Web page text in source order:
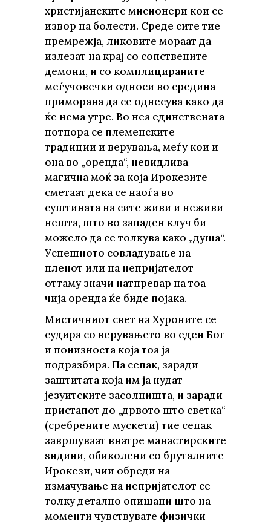
христијанските мисионери кои се
извор на болести. Среде сите тие
премрежја, ликовите мораат да
излезат на крај со сопствените
демони, и со комплицираните
меѓучовечки односи во средина
приморана да се однесува како да
ќе нема утре. Во неа единствената
потпора се племенските
традиции и верувања, меѓу кои и
она во „оренда“, невидлива
магична моќ за која Ирокезите
сметаат дека се наоѓа во
суштината на сите живи и неживи
нешта, што во западен клуч би
можело да се толкува како „душа“.
Успешното совладување на
пленот или на непријателот
оттаму значи натпревар на тоа
чија оренда ќе биде појака.
Мистичниот свет на Хуроните се
судира со верувањето во еден Бог
и понизноста која тоа ја
подразбира. Па сепак, заради
заштитата која им ја нудат
језуитските засолништа, и заради
пристапот до „дрвото што светка“
(сребрените мускети) тие сепак
завршуваат внатре манастирските
ѕидини, обиколени со бруталните
Ирокези, чии обреди на
измачување на непријателот се
толку детално опишани што на
моменти чувствувате физички